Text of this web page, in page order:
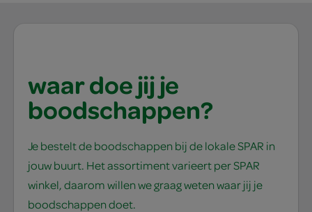
waar doe jij je
boodschappen?
Je bestelt de boodschappen bij de lokale SPAR in
jouw buurt. Het assortiment varieert per SPAR
winkel, daarom willen we graag weten waar jij je
boodschappen doet.